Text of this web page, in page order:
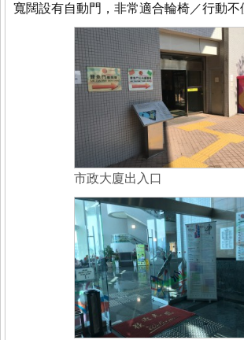
寬闊設有自動門，非常適合輪椅／行動不
市政大廈出入口